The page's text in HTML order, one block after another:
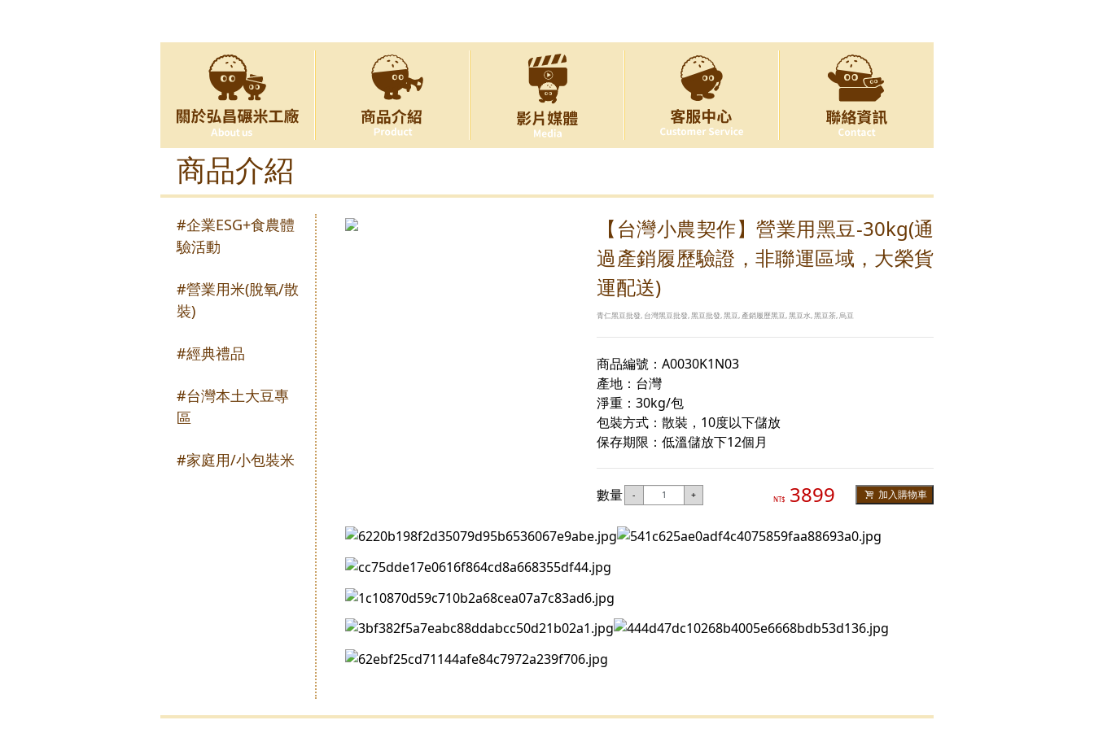
商品介紹
#企業ESG+食農體
驗活動
#營業用米(脫氧/散
裝)
#經典禮品
#台灣本土大豆專
區
#家庭用/小包裝米
【台灣小農契作】營業用黑豆-30kg(通
過產銷履歷驗證，非聯運區域，大榮貨
運配送)
青仁黑豆批發, 台灣黑豆批發, 黑豆批發, 黑豆, 產銷履歷黑豆, 黑豆水, 黑豆茶, 烏豆
商品編號：A0030K1N03
產地：台灣
淨重：30kg/包
包裝方式：散裝，10度以下儲放
保存期限：低溫儲放下12個月
數量 - + NT$ 3899 加入購物車